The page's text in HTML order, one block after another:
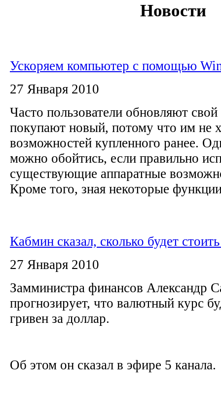
Новости
Ускоряем компьютер с помощью
27 Января 2010
Часто пользователи обновляют
покупают новый, потому что им не
возможностей купленного ранее.
можно обойтись, если правильно
существующие аппаратные
Кроме того, зная некоторые
Кабмин сказал, сколько будет
27 Января 2010
Замминистра финансов Александр
прогнозирует, что валютный курс
гривен за доллар.
Об этом он сказал в эфире 5 канала.